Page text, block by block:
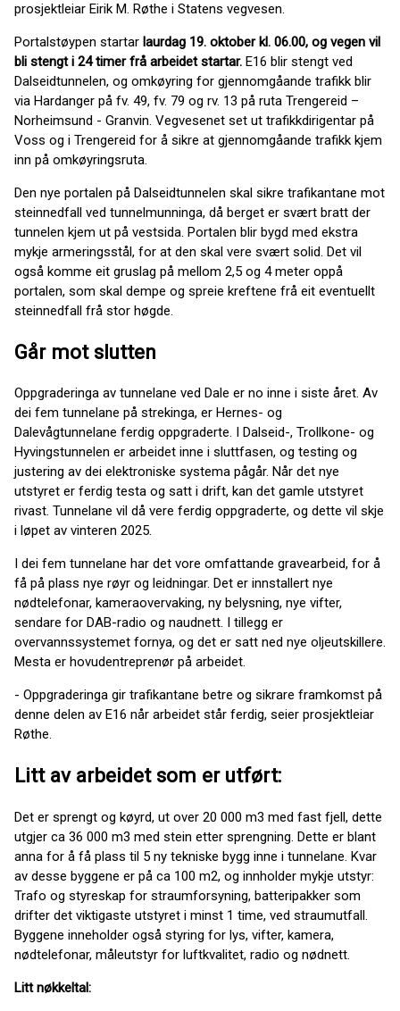
prosjektleiar Eirik M. Røthe i Statens vegvesen.
Portalstøypen startar laurdag 19. oktober kl. 06.00, og vegen vil
bli stengt i 24 timer frå arbeidet startar. E16 blir stengt ved
Dalseidtunnelen, og omkøyring for gjennomgåande trafikk blir
via Hardanger på fv. 49, fv. 79 og rv. 13 på ruta Trengereid –
Norheimsund - Granvin. Vegvesenet set ut trafikkdirigentar på
Voss og i Trengereid for å sikre at gjennomgåande trafikk kjem
inn på omkøyringsruta.
Den nye portalen på Dalseidtunnelen skal sikre trafikantane mot
steinnedfall ved tunnelmunninga, då berget er svært bratt der
tunnelen kjem ut på vestsida. Portalen blir bygd med ekstra
mykje armeringsstål, for at den skal vere svært solid. Det vil
også komme eit gruslag på mellom 2,5 og 4 meter oppå
portalen, som skal dempe og spreie kreftene frå eit eventuellt
steinnedfall frå stor høgde.
Går mot slutten
Oppgraderinga av tunnelane ved Dale er no inne i siste året. Av
dei fem tunnelane på strekinga, er Hernes- og
Dalevågtunnelane ferdig oppgraderte. I Dalseid-, Trollkone- og
Hyvingstunnelen er arbeidet inne i sluttfasen, og testing og
justering av dei elektroniske systema pågår. Når det nye
utstyret er ferdig testa og satt i drift, kan det gamle utstyret
rivast. Tunnelane vil då vere ferdig oppgraderte, og dette vil skje
i løpet av vinteren 2025.
I dei fem tunnelane har det vore omfattande gravearbeid, for å
få på plass nye røyr og leidningar. Det er innstallert nye
nødtelefonar, kameraovervaking, ny belysning, nye vifter,
sendare for DAB-radio og naudnett. I tillegg er
overvannssystemet fornya, og det er satt ned nye oljeutskillere.
Mesta er hovudentreprenør på arbeidet.
- Oppgraderinga gir trafikantane betre og sikrare framkomst på
denne delen av E16 når arbeidet står ferdig, seier prosjektleiar
Røthe.
Litt av arbeidet som er utført:
Det er sprengt og køyrd, ut over 20 000 m3 med fast fjell, dette
utgjer ca 36 000 m3 med stein etter sprengning. Dette er blant
anna for å få plass til 5 ny tekniske bygg inne i tunnelane. Kvar
av desse byggene er på ca 100 m2, og innholder mykje utstyr:
Trafo og styreskap for straumforsyning, batteripakker som
drifter det viktigaste utstyret i minst 1 time, ved straumutfall.
Byggene inneholder også styring for lys, vifter, kamera,
nødtelefonar, måleutstyr for luftkvalitet, radio og nødnett.
Litt nøkkeltal: